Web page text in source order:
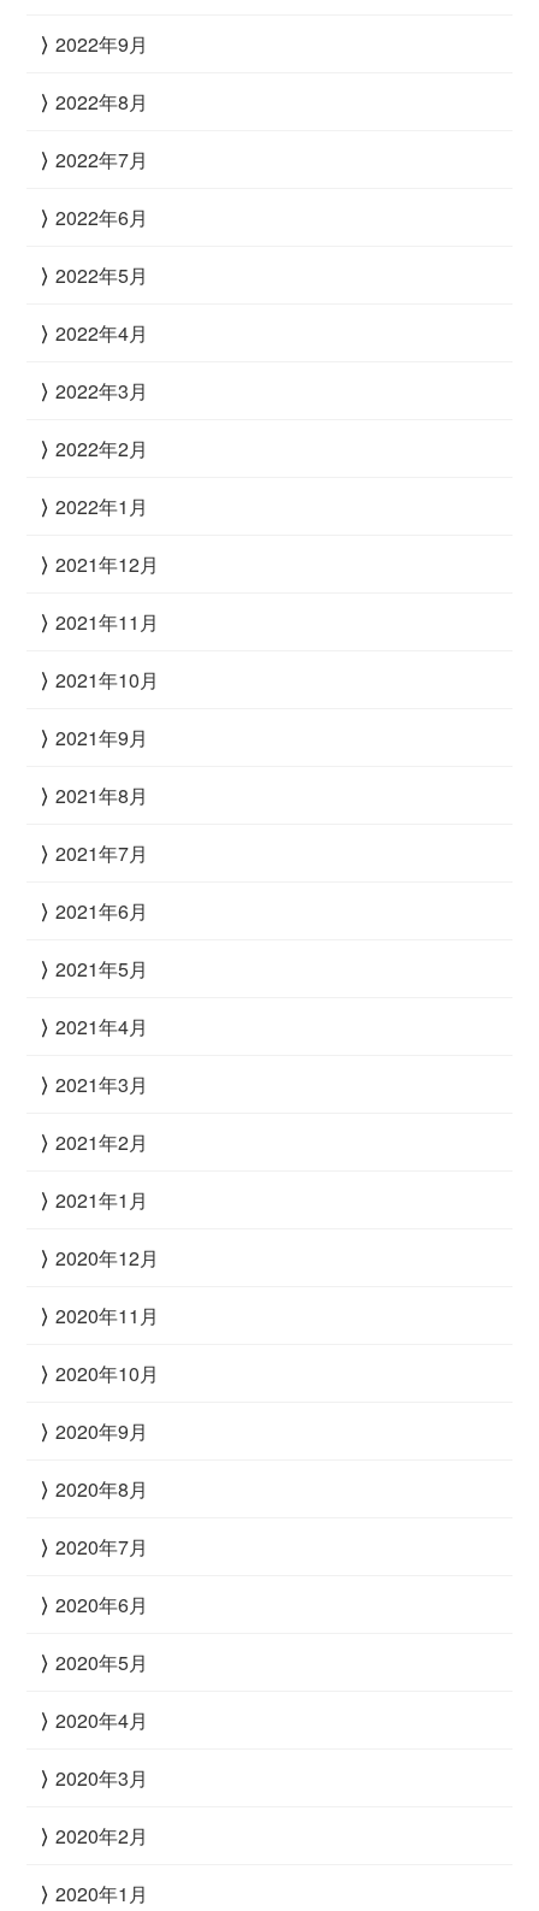
2022年9月
2022年8月
2022年7月
2022年6月
2022年5月
2022年4月
2022年3月
2022年2月
2022年1月
2021年12月
2021年11月
2021年10月
2021年9月
2021年8月
2021年7月
2021年6月
2021年5月
2021年4月
2021年3月
2021年2月
2021年1月
2020年12月
2020年11月
2020年10月
2020年9月
2020年8月
2020年7月
2020年6月
2020年5月
2020年4月
2020年3月
2020年2月
2020年1月